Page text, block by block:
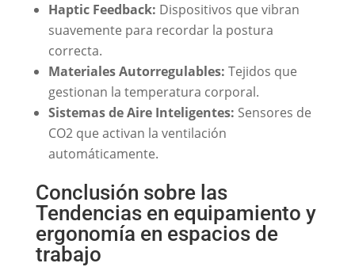
Haptic Feedback: Dispositivos que vibran
suavemente para recordar la postura
correcta.
Materiales Autorregulables: Tejidos que
gestionan la temperatura corporal.
Sistemas de Aire Inteligentes: Sensores de
CO2 que activan la ventilación
automáticamente.
Conclusión sobre las
Tendencias en equipamiento y
ergonomía en espacios de
trabajo